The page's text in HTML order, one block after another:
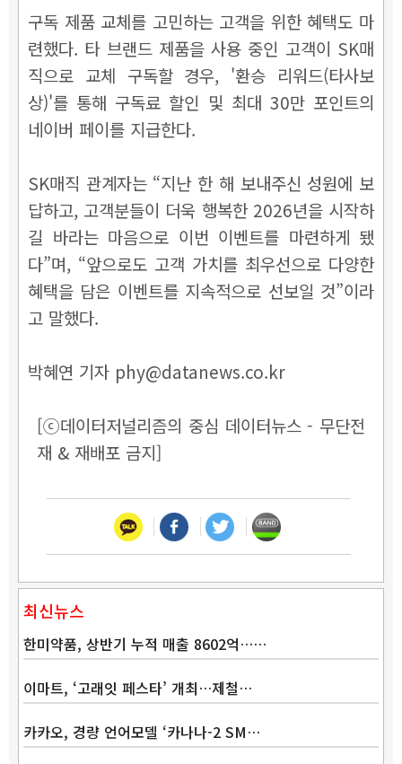
구독 제품 교체를 고민하는 고객을 위한 혜택도 마
련했다. 타 브랜드 제품을 사용 중인 고객이 SK매
직으로 교체 구독할 경우, '환승 리워드(타사보
상)'를 통해 구독료 할인 및 최대 30만 포인트의
네이버 페이를 지급한다.
SK매직 관계자는 “지난 한 해 보내주신 성원에 보
답하고, 고객분들이 더욱 행복한 2026년을 시작하
길 바라는 마음으로 이번 이벤트를 마련하게 됐
다”며, “앞으로도 고객 가치를 최우선으로 다양한
혜택을 담은 이벤트를 지속적으로 선보일 것”이라
고 말했다.
박혜연 기자 phy@datanews.co.kr
[ⓒ데이터저널리즘의 중심 데이터뉴스 - 무단전
재 & 재배포 금지]
최신뉴스
한미약품, 상반기 누적 매출 8602억……
이마트, ‘고래잇 페스타’ 개최…제철…
카카오, 경량 언어모델 ‘카나나-2 SM…